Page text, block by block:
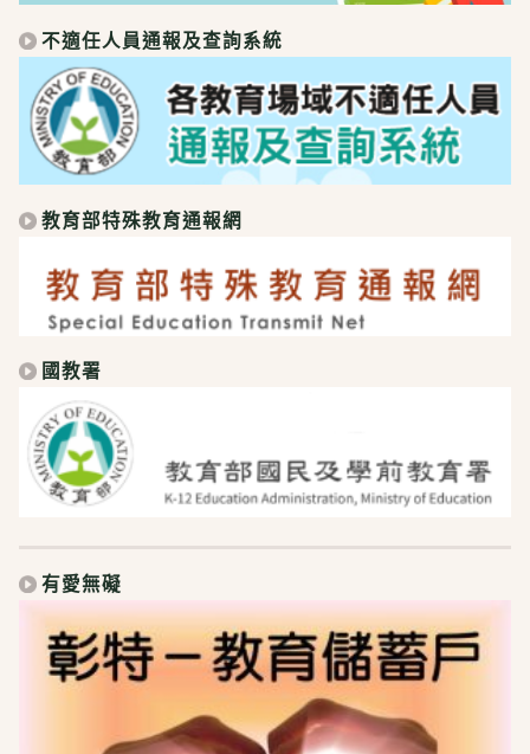
不適任人員通報及查詢系統
教育部特殊教育通報網
國教署
有愛無礙